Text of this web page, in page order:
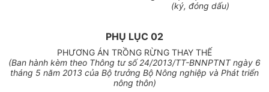
(ký, đóng dấu)
PHỤ LỤC 02
PHƯƠNG ÁN TRỒNG RỪNG THAY THẾ
(Ban hành kèm theo Thông tư số 24/2013/TT-BNNPTNT ngày 6
tháng 5 năm 2013 của Bộ trưởng Bộ Nông nghiệp và Phát triển
nông thôn)